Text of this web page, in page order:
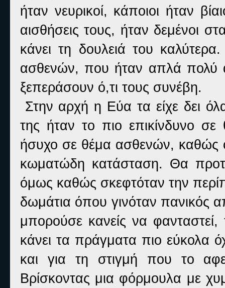
ήταν νευρικοί, κάποιοι ήταν
αισθήσεις τους, ήταν δεμένοι
κάνει τη δουλειά του
ασθενών, που ήταν απλά πολύ
ξεπεράσουν ό,τι τους συνέβη.
Στην αρχή η Εύα τα είχε δει
της ήταν το πιο επικίνδυνο
ήσυχο σε θέμα ασθενών, καθώς
κωματώδη κατάσταση. Θα
όμως καθώς σκεφτόταν την
δωμάτια όπου γινόταν πανικός
μπορούσε κανείς να
κάνει τα πράγματα πιο εύκολα
και για τη στιγμή που το
Βρίσκοντας μια φόρμουλα με